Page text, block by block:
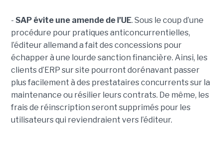
- SAP évite une amende de l’UE. Sous le coup d’une
procédure pour pratiques anticoncurrentielles,
l’éditeur allemand a fait des concessions pour
échapper à une lourde sanction financière. Ainsi, les
clients d’ERP sur site pourront dorénavant passer
plus facilement à des prestataires concurrents sur la
maintenance ou résilier leurs contrats. De même, les
frais de réinscription seront supprimés pour les
utilisateurs qui reviendraient vers l’éditeur.